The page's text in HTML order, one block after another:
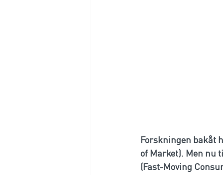
Forskningen bakåt
of Market). Men nu
(Fast-Moving